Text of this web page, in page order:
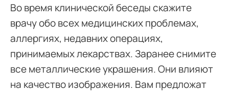
Во время клинической беседы скажите
врачу обо всех медицинских проблемах,
аллергиях, недавних операциях,
принимаемых лекарствах. Заранее снимите
все металлические украшения. Они влияют
на качество изображения. Вам предложат